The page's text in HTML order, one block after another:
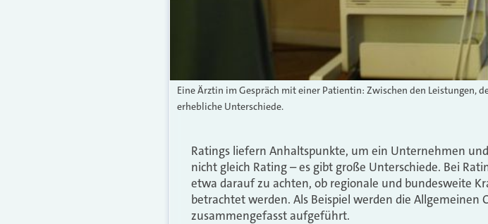
Eine Ärztin im Gespräch mit einer Patientin: Zwischen den Leistungen,
erhebliche Unterschiede.
Ratings liefern Anhaltspunkte, um ein Unternehmen
nicht gleich Rating – es gibt große Unterschiede. Bei
etwa darauf zu achten, ob regionale und bundesweite
betrachtet werden. Als Beispiel werden die Allgemeinen
zusammengefasst aufgeführt.